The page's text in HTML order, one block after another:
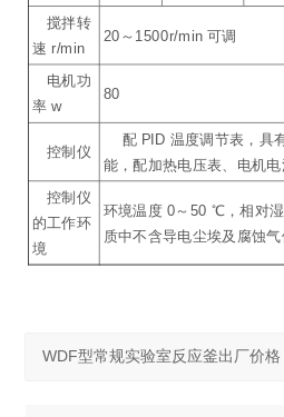
搅拌转
速 r/min
20～1500r/min 可调
电机功
率 w
80
控制仪
配 PID 温度调节表，具
能，配加热电压表、电机电
控制仪
的工作环
境
环境温度 0～50 ℃，相对
质中不含导电尘埃及腐蚀气